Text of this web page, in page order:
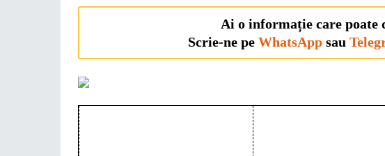
Ai o informație care poate
Scrie-ne pe WhatsAppsau